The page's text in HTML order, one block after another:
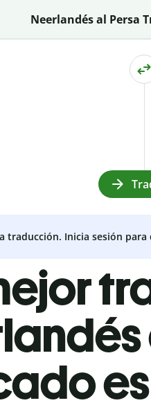
Neerlandés al Persa
traducción. Inicia sesión